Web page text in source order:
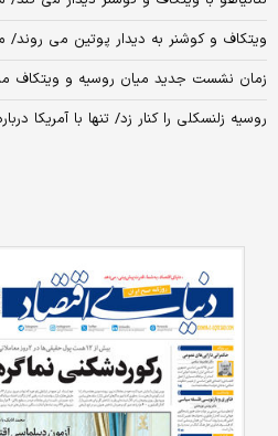
ویتکاف و کوشنر به دیدار پوتین می‌
زمان نشست جدید میان روسیه و
روسیه زلنسکلی را کنار زد/ تنها با آمریکا